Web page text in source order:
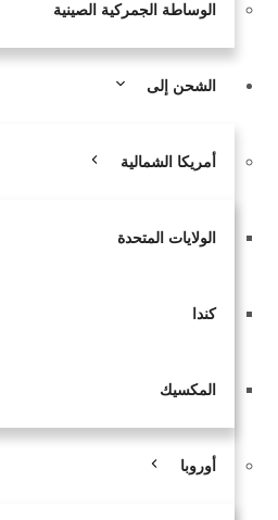
الوساطة الجمركية الصينية
الشحن إلى
أمريكا الشمالية
الولايات المتحدة
كندا
المكسيك
أوروبا